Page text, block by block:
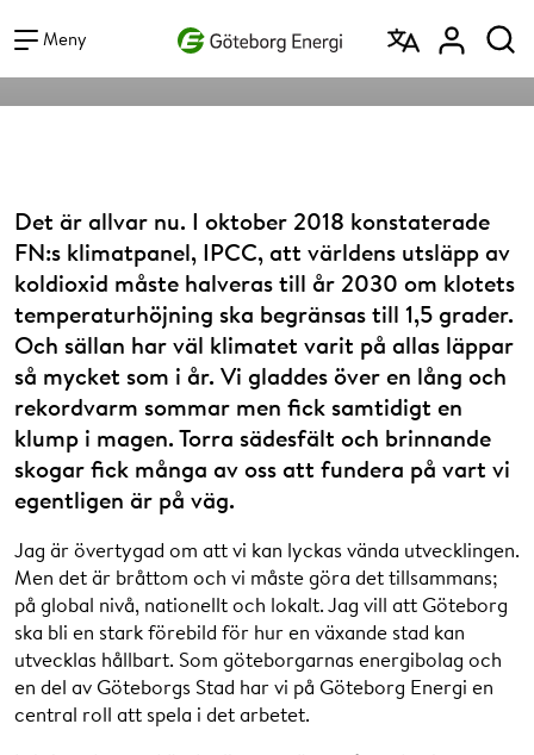
Meny
hållbara staden.
Det är allvar nu. I oktober 2018 konstaterade
FN:s klimatpanel, IPCC, att världens utsläpp av
koldioxid måste halveras till år 2030 om klotets
temperaturhöjning ska begränsas till 1,5 grader.
Och sällan har väl klimatet varit på allas läppar
så mycket som i år. Vi gladdes över en lång och
rekordvarm sommar men fick samtidigt en
klump i magen. Torra sädesfält och brinnande
skogar fick många av oss att fundera på vart vi
egentligen är på väg.
Jag är övertygad om att vi kan lyckas vända utvecklingen.
Men det är bråttom och vi måste göra det tillsammans;
på global nivå, nationellt och lokalt. Jag vill att Göteborg
ska bli en stark förebild för hur en växande stad kan
utvecklas hållbart. Som göteborgarnas energibolag och
en del av Göteborgs Stad har vi på Göteborg Energi en
central roll att spela i det arbetet.